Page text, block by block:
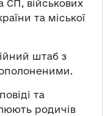
СП, військових
та міської
штаб з
та
родичів